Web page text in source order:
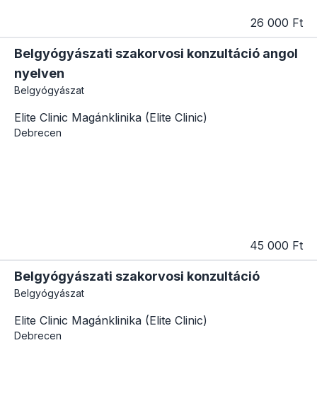
26 000 Ft
Belgyógyászati szakorvosi konzultáció angol
nyelven
Belgyógyászat
Elite Clinic Magánklinika (Elite Clinic)
Debrecen
45 000 Ft
Belgyógyászati szakorvosi konzultáció
Belgyógyászat
Elite Clinic Magánklinika (Elite Clinic)
Debrecen